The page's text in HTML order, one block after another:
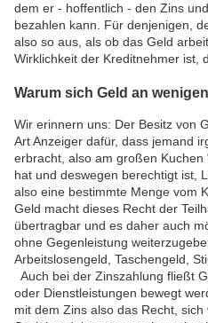
dem er - hoffentlich - den Zins
bezahlen kann. Für denjenigen,
also so aus, als ob das Geld
Wirklichkeit der Kreditnehmer ist,
Warum sich Geld an
Wir erinnern uns: Der Besitz von
Art Anzeiger dafür, dass jemand
erbracht, also am großen
hat und deswegen berechtigt ist,
also eine bestimmte Menge vom
Geld macht dieses Recht der
übertragbar und es daher auch
ohne Gegenleistung
Arbeitslosengeld, Taschengeld,
Auch bei der Zinszahlung fließt
oder Dienstleistungen bewegt
mit dem Zins also das Recht,